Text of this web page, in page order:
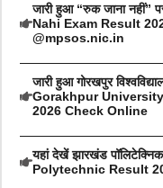
जारी हुआ “रुक जाना नहीं”
Nahi Exam Result
@mpsos.nic.in
जारी हुआ गोरखपुर
Gorakhpur
2026 Check Online
यहां देखें झारखंड
Polytechnic Result